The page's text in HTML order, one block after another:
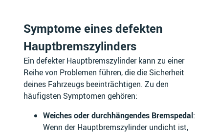
ASIA MOTORS ASIAWING
ASTON MARTIN ATALA
Symptome eines defekten
Hauptbremszylinders
Ein defekter Hauptbremszylinder kann zu einer
Reihe von Problemen führen, die die Sicherheit
deines Fahrzeugs beeinträchtigen. Zu den
häufigsten Symptomen gehören:
Weiches oder durchhängendes Bremspedal:
Wenn der Hauptbremszylinder undicht ist,